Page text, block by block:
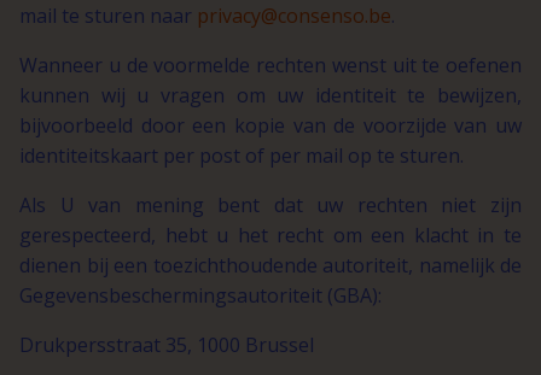
mail te sturen naar privacy@consenso.be.
Wanneer u de voormelde rechten wenst uit te oefenen
kunnen wij u vragen om uw identiteit te bewijzen,
bijvoorbeeld door een kopie van de voorzijde van uw
identiteitskaart per post of per mail op te sturen.
Als U van mening bent dat uw rechten niet zijn
gerespecteerd, hebt u het recht om een klacht in te
dienen bij een toezichthoudende autoriteit, namelijk de
Gegevensbeschermingsautoriteit (GBA):
Drukpersstraat 35, 1000 Brussel